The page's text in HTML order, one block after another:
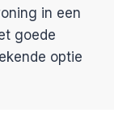
in een
goede
optie